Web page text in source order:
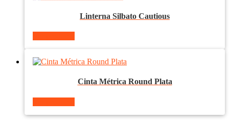
Linterna Silbato Cautious
Cinta Métrica Round Plata